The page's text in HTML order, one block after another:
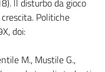
Politiche
doi:
M., Mustile G.,